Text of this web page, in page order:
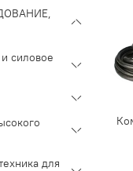
силовое
для